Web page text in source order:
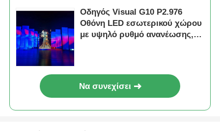
Οδηγός Visual G10 P2.976
Οθόνη LED εσωτερικού χώρου
με υψηλό ρυθμό ανανέωσης,
Να συνεχίσει